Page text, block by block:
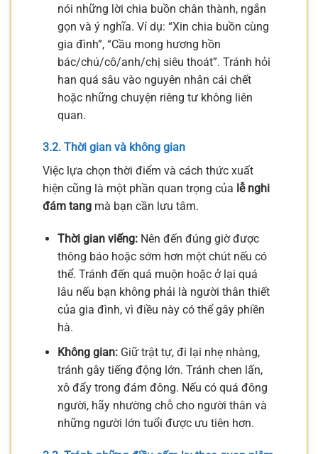
nói những lời chia buồn chân thành, ngắn
gọn và ý nghĩa. Ví dụ: “Xin chia buồn cùng
gia đình”, “Cầu mong hương hồn
bác/chú/cô/anh/chị siêu thoát”. Tránh hỏi
han quá sâu vào nguyên nhân cái chết
hoặc những chuyện riêng tư không liên
quan.
3.2. Thời gian và không gian
Việc lựa chọn thời điểm và cách thức xuất
hiện cũng là một phần quan trọng của lễ nghi
đám tang mà bạn cần lưu tâm.
Thời gian viếng:Nên đến đúng giờ được
thông báo hoặc sớm hơn một chút nếu có
thể. Tránh đến quá muộn hoặc ở lại quá
lâu nếu bạn không phải là người thân thiết
của gia đình, vì điều này có thể gây phiền
hà.
Không gian:Giữ trật tự, đi lại nhẹ nhàng,
tránh gây tiếng động lớn. Tránh chen lấn,
xô đẩy trong đám đông. Nếu có quá đông
người, hãy nhường chỗ cho người thân và
những người lớn tuổi được ưu tiên hơn.